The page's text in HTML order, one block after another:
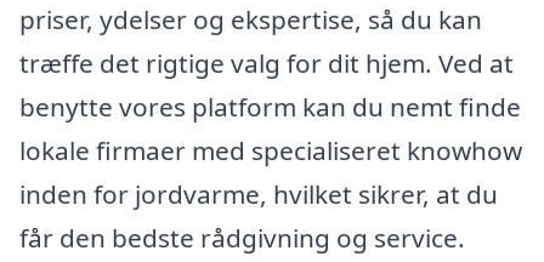
priser, ydelser og ekspertise, så du kan
træffe det rigtige valg for dit hjem. Ved at
benytte vores platform kan du nemt finde
lokale firmaer med specialiseret knowhow
inden for jordvarme, hvilket sikrer, at du
får den bedste rådgivning og service.